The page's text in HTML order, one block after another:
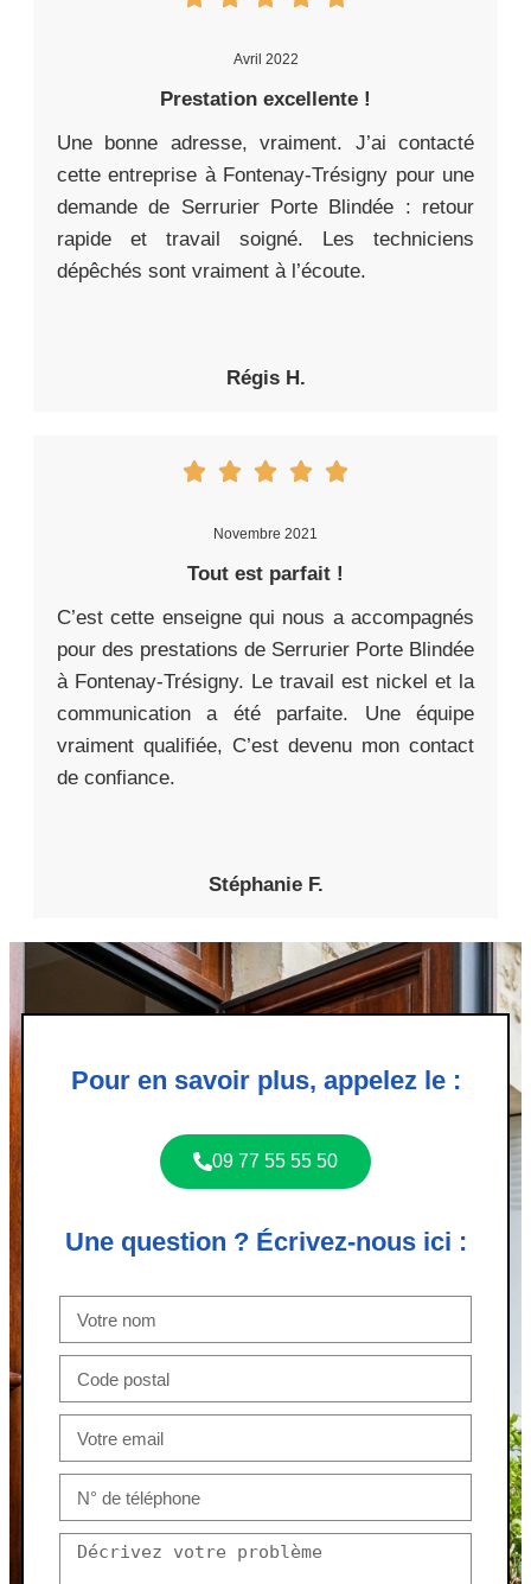
Avril 2022
Prestation excellente !
Une bonne adresse, vraiment. J’ai contacté
cette entreprise à Fontenay-Trésigny pour une
demande de Serrurier Porte Blindée : retour
rapide et travail soigné. Les techniciens
dépêchés sont vraiment à l’écoute.
Régis H.
Novembre 2021
Tout est parfait !
C’est cette enseigne qui nous a accompagnés
pour des prestations de Serrurier Porte Blindée
à Fontenay-Trésigny. Le travail est nickel et la
communication a été parfaite. Une équipe
vraiment qualifiée, C’est devenu mon contact
de confiance.
Stéphanie F.
Pour en savoir plus, appelez le :
09 77 55 55 50
Une question ? Écrivez-nous ici :